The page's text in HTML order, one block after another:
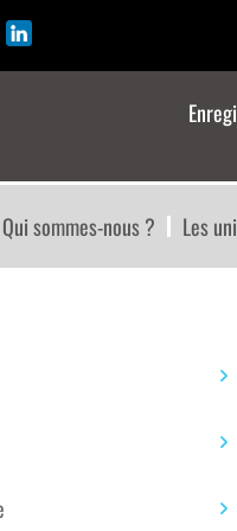
Qui sommes-nous ? Les